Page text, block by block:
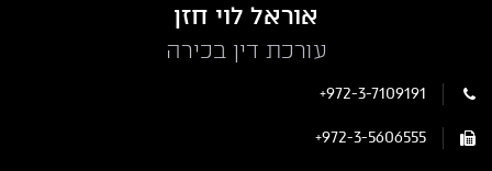
אוראל לוי חזן
עורכת דין בכירה
+972-3-7109191
+972-3-5606555